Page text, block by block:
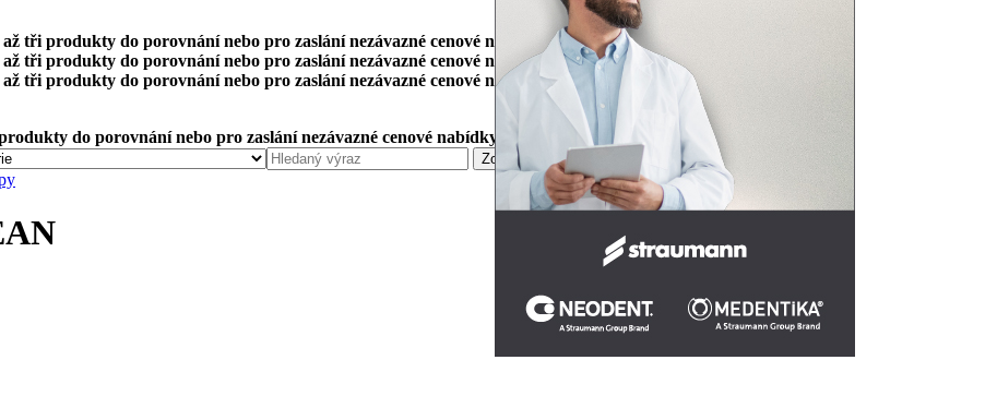
tři produkty do porovnání nebo pro zaslání nezávazné cenové nabídky.
tři produkty do porovnání nebo pro zaslání nezávazné cenové nabídky.
tři produkty do porovnání nebo pro zaslání nezávazné cenové nabídky.
do porovnání nebo pro zaslání nezávazné cenové nabídky.